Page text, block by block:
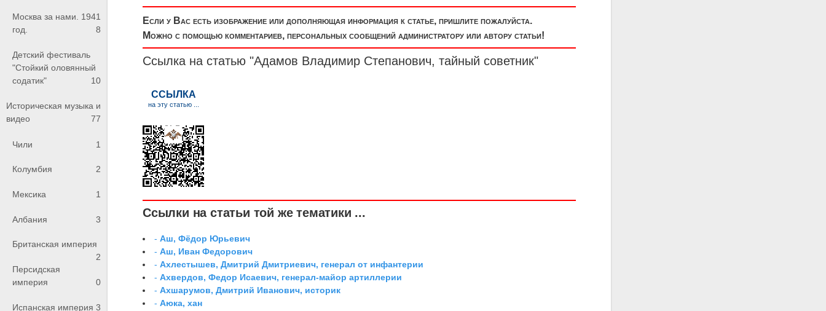
Москва за нами. 1941
год.
8
Детский фестиваль
"Стойкий оловянный
содатик"
10
Историческая музыка и
видео
77
Чили 1
Колумбия 2
Мексика 1
Албания 3
Британская империя
2
Персидская
империя
0
Испанская империя 3
Если у Вас есть изображение или дополняющая информация к статье, пришлите пожалуйста.
Можно с помощью комментариев, персональных сообщений администратору или автору статьи!
Ссылка на статью "Адамов Владимир Степанович, тайный советник"
Ссылки на статьи той же тематики ...
-Аш, Фёдор Юрьевич
-Аш, Иван Федорович
-Ахлестышев, Дмитрий Дмитриевич, генерал от инфантерии
-Ахвердов, Федор Исаевич, генерал-майор артиллерии
-Ахшарумов, Дмитрий Иванович, историк
-Аюка, хан